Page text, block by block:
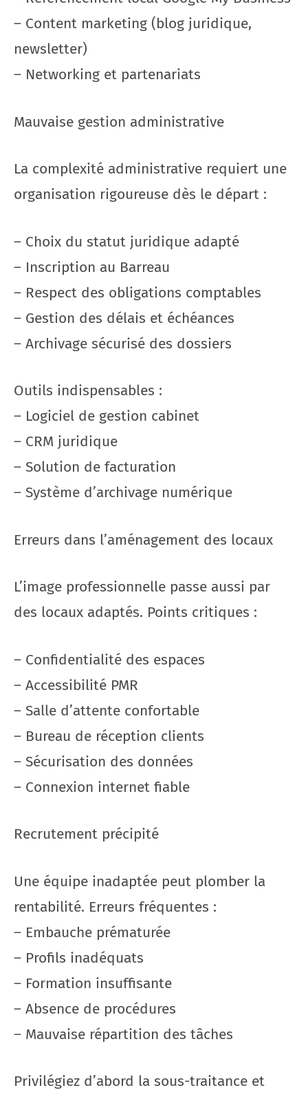
– Content marketing (blog juridique,
newsletter)
– Networking et partenariats
Mauvaise gestion administrative
La complexité administrative requiert une
organisation rigoureuse dès le départ :
– Choix du statut juridique adapté
– Inscription au Barreau
– Respect des obligations comptables
– Gestion des délais et échéances
– Archivage sécurisé des dossiers
Outils indispensables :
– Logiciel de gestion cabinet
– CRM juridique
– Solution de facturation
– Système d’archivage numérique
Erreurs dans l’aménagement des locaux
L’image professionnelle passe aussi par
des locaux adaptés. Points critiques :
– Confidentialité des espaces
– Accessibilité PMR
– Salle d’attente confortable
– Bureau de réception clients
– Sécurisation des données
– Connexion internet fiable
Recrutement précipité
Une équipe inadaptée peut plomber la
rentabilité. Erreurs fréquentes :
– Embauche prématurée
– Profils inadéquats
– Formation insuffisante
– Absence de procédures
– Mauvaise répartition des tâches
Privilégiez d’abord la sous-traitance et